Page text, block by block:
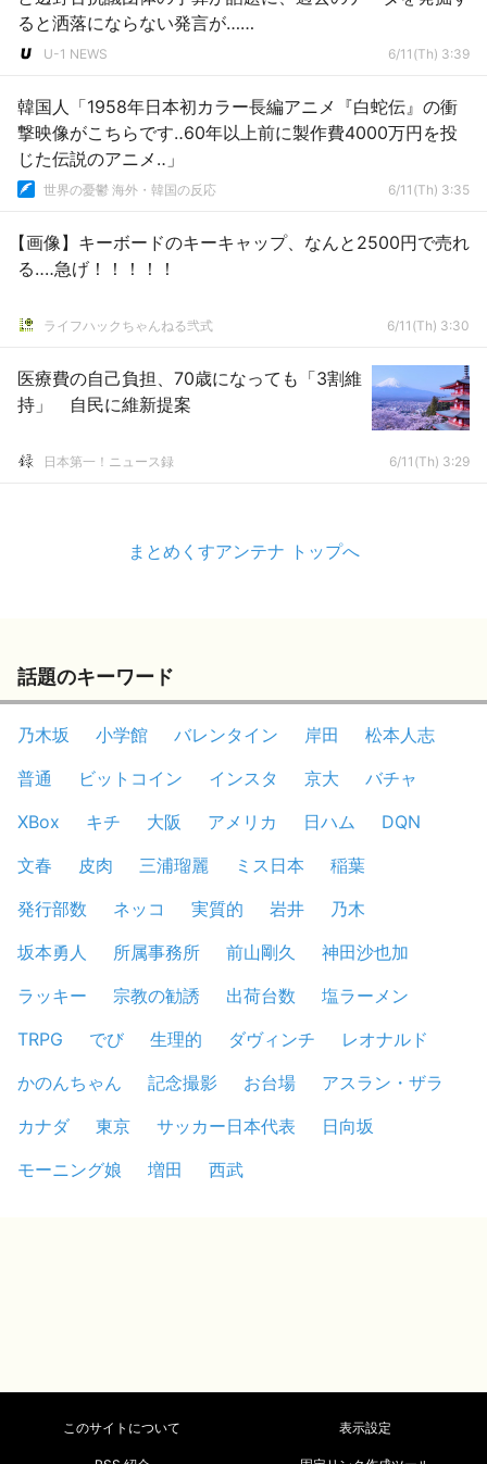
ると洒落にならない発言が……
U-1 NEWS 6/11(Th) 3:39
韓国人「1958年日本初カラー長編アニメ『白蛇伝』の衝
撃映像がこちらです‥60年以上前に製作費4000万円を投
じた伝説のアニメ‥」
世界の憂鬱 海外・韓国の反応 6/11(Th) 3:35
【画像】キーボードのキーキャップ、なんと2500円で売れ
る‥‥急げ！！！！！
ライフハックちゃんねる弐式 6/11(Th) 3:30
医療費の自己負担、70歳になっても「3割維
持」 自民に維新提案
日本第一！ニュース録 6/11(Th) 3:29
まとめくすアンテナ トップへ
話題のキーワード
乃木坂 小学館 バレンタイン 岸田
松本人志
普通
ビットコイン インスタ 京大
バチャ
XBox
キチ 大阪 アメリカ 日ハム
DQN
文春
皮肉 三浦瑠麗 ミス日本
稲葉
発行部数
ネッコ 実質的 岩井
乃木
坂本勇人
所属事務所 前山剛久
神田沙也加
ラッキー
宗教の勧誘 出荷台数
塩ラーメン
TRPG
でび 生理的 ダヴィンチ
レオナルド
かのんちゃん
記念撮影 お台場
アスラン・ザラ
カナダ
東京 サッカー日本代表
日向坂
モーニング娘
増田 西武
このサイトについて 表示設定